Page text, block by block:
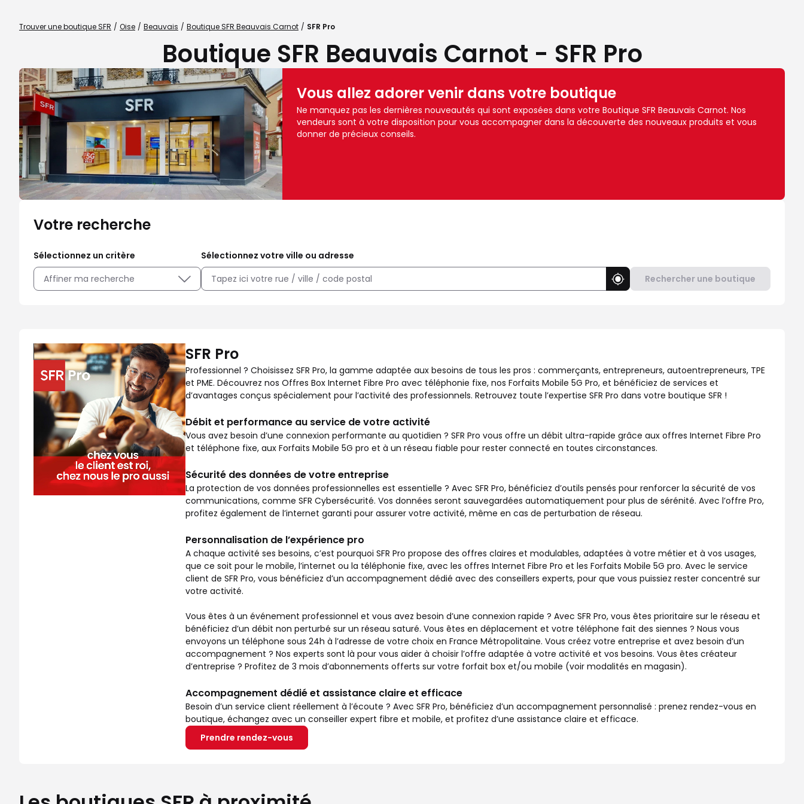
Trouver une boutique SFR Oise Beauvais Boutique SFR Beauvais Carnot SFR Pro
Boutique SFR Beauvais Carnot - SFR Pro
Vous allez adorer venir dans votre boutique
Ne manquez pas les dernières nouveautés qui sont exposées dans votre Boutique SFR Beauvais Carnot. Nos
vendeurs sont à votre disposition pour vous accompagner dans la découverte des nouveaux produits et vous
donner de précieux conseils.
Votre recherche
Sélectionnez un critère
Affiner ma recherche
Sélectionnez votre ville ou adresse
Utiliser ma position
Rechercher une boutique
SFR Pro
Professionnel ? Choisissez SFR Pro, la gamme adaptée aux besoins de tous les pros : commerçants, entrepreneurs, autoentrepreneurs, TPE
et PME. Découvrez nos Offres Box Internet Fibre Pro avec téléphonie fixe, nos Forfaits Mobile 5G Pro, et bénéficiez de services et
d’avantages conçus spécialement pour l’activité des professionnels. Retrouvez toute l’expertise SFR Pro dans votre boutique SFR !
Débit et performance au service de votre activité
Vous avez besoin d’une connexion performante au quotidien ? SFR Pro vous offre un débit ultra-rapide grâce aux offres Internet Fibre Pro
et téléphone fixe, aux Forfaits Mobile 5G pro et à un réseau fiable pour rester connecté en toutes circonstances.
Sécurité des données de votre entreprise
La protection de vos données professionnelles est essentielle ? Avec SFR Pro, bénéficiez d’outils pensés pour renforcer la sécurité de vos
communications, comme SFR Cybersécurité. Vos données seront sauvegardées automatiquement pour plus de sérénité. Avec l’offre Pro,
profitez également de l’internet garanti pour assurer votre activité, même en cas de perturbation de réseau.
Personnalisation de l’expérience pro
A chaque activité ses besoins, c’est pourquoi SFR Pro propose des offres claires et modulables, adaptées à votre métier et à vos usages,
que ce soit pour le mobile, l’internet ou la téléphonie fixe, avec les offres Internet Fibre Pro et les Forfaits Mobile 5G pro. Avec le service
client de SFR Pro, vous bénéficiez d’un accompagnement dédié avec des conseillers experts, pour que vous puissiez rester concentré sur
votre activité.
Vous êtes à un événement professionnel et vous avez besoin d’une connexion rapide ? Avec SFR Pro, vous êtes prioritaire sur le réseau et
bénéficiez d’un débit non perturbé sur un réseau saturé. Vous êtes en déplacement et votre téléphone fait des siennes ? Nous vous
envoyons un téléphone sous 24h à l’adresse de votre choix en France Métropolitaine. Vous créez votre entreprise et avez besoin d’un
accompagnement ? Nos experts sont là pour vous aider à choisir l’offre adaptée à votre activité et vos besoins. Vous êtes créateur
d’entreprise ? Profitez de 3 mois d’abonnements offerts sur votre forfait box et/ou mobile (voir modalités en magasin).
Accompagnement dédié et assistance claire et efficace
Besoin d’un service client réellement à l’écoute ? Avec SFR Pro, bénéficiez d’un accompagnement personnalisé : prenez rendez-vous en
boutique, échangez avec un conseiller expert fibre et mobile, et profitez d’une assistance claire et efficace.
Prendre rendez-vous
Professionnel ? Choisissez SFR Pro, la gamme adaptée aux besoins de tous les pros : commerçants, entrepreneurs, autoentrepreneurs, TPE et PME. Découvrez nos Offres Box